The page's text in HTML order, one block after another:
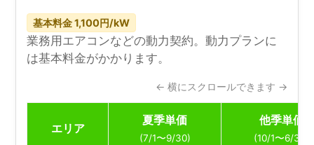
基本料金 1,100円/kW
業務用エアコンなどの動力契約。動力プランに
は基本料金がかかります。
← 横にスクロールできます →
エリア
夏季単価
(7/1〜9/30)
他季単価
(10/1〜6/30)